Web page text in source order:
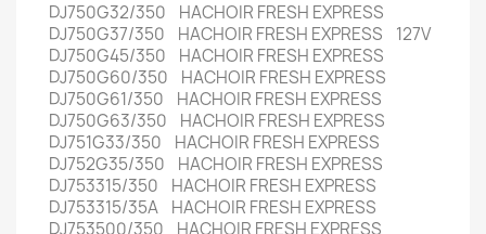
DJ750G32/350 HACHOIR FRESH EXPRESS
DJ750G37/350 HACHOIR FRESH EXPRESS 127V
DJ750G45/350 HACHOIR FRESH EXPRESS
DJ750G60/350 HACHOIR FRESH EXPRESS
DJ750G61/350 HACHOIR FRESH EXPRESS
DJ750G63/350 HACHOIR FRESH EXPRESS
DJ751G33/350 HACHOIR FRESH EXPRESS
DJ752G35/350 HACHOIR FRESH EXPRESS
DJ753315/350 HACHOIR FRESH EXPRESS
DJ753315/35A HACHOIR FRESH EXPRESS
DJ753500/350 HACHOIR FRESH EXPRESS